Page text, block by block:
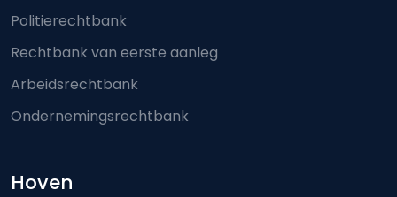
Politierechtbank
Rechtbank van eerste aanleg
Arbeidsrechtbank
Ondernemingsrechtbank
Hoven